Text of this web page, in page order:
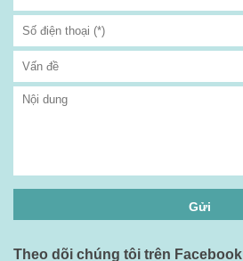
Theo dõi chúng tôi trên Facebook